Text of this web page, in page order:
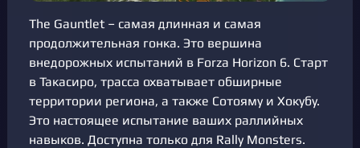
The Gauntlet – самая длинная и самая
продолжительная гонка. Это вершина
внедорожных испытаний в Forza Horizon 6. Старт
в Такасиро, трасса охватывает обширные
территории региона, а также Сотояму и Хокубу.
Это настоящее испытание ваших раллийных
навыков. Доступна только для Rally Monsters.